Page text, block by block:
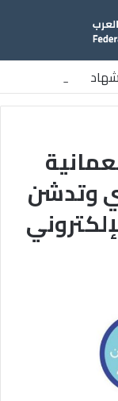
وسط قطاع غزة
وتدشن